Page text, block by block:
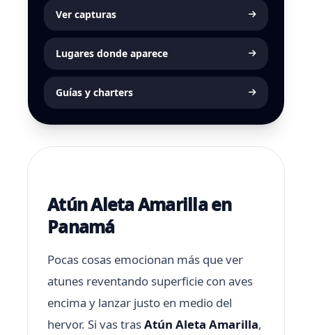
Ver capturas
Lugares donde aparece
Guías y charters
Atún Aleta Amarilla en
Panamá
Pocas cosas emocionan más que ver
atunes reventando superficie con aves
encima y lanzar justo en medio del
hervor. Si vas trasAtún Aleta Amarilla,